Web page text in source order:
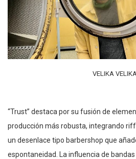
VELIKA VELIKA
“Trust” destaca por su fusión de
producción más robusta, integrando
un desenlace tipo barbershop que
espontaneidad. La influencia de